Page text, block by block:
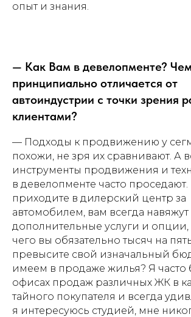
опыт и знания.
— Как Вам в девелопменте?
принципиально отличается от
автоиндустрии с точки зрения
клиентами?
— Подходы к продвижению у
похожи, не зря их сравнивают. А
инструменты продвижения и
в девелопменте часто проседают.
приходите в дилерский центр за
автомобилем, вам всегда навяжут
дополнительные услуги и опции,
чего вы обязательно тысяч на
превысите свой изначальный
имеем в продаже жилья? Я часто
офисах продаж различных ЖК в
тайного покупателя и всегда
я интересуюсь студией, мне